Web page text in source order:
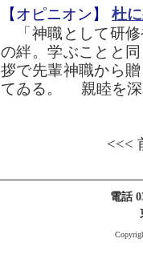
【オピニオン】 杜
「神職として研修
の絆。学ぶことと
拶で先輩神職から
てゐる。 親睦を深
<<<
電話